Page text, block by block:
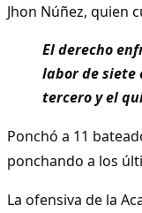
Jhon Núñez, quien
El derecho
labor de siete
tercero y el
Ponchó a 11
ponchando a los
La ofensiva de la